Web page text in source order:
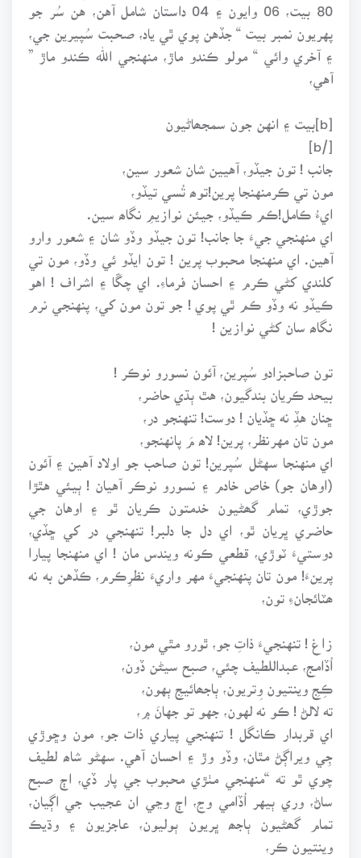
80 بيت، 06 وايون ۽ 04 داستان شامل آهن، هن سُر جو
پهريون نمبر بيت “ جڏهن پوي ٿي ياد، صحبت سُپيرين جي،
۽ آخري وائي “ مولو ڪندو ماڙ، منهنجي الله ڪندو ماڙ ”
آهي،
[b]بيت ۽ انهن جون سمجھاڻيون
[/b]
جانب ! تون جيڏو، آهيين شان شعور سين،
مون تي ڪرمنهنجا پرين!توھ تُسي تيڏو،
ايءُ ڪامل!ڪم ڪيڏو، جيئن نوازيمِ نگاھ سين.
اي منهنجي جيءَ جا جانب! تون جيڏو وڏو شان ۽ شعور وارو
آهين. اي منهنجا محبوب پرين ! تون ايڏو ئي وڏو، مون تي
کلندي کڻي ڪرم ۽ احسان فرماءِ. اي چڱا ۽ اشراف ! اهو
ڪيڏو نه وڏو ڪم ٿي پوي ! جو تون مون کي، پنهنجي نرم
نگاھ سان کڻي نوازين !
تون صاحبزادو سُپرين، آئون نسورو نوڪر !
بيحد ڪريان بندگيون، هٿ ٻڌي حاضر،
ڇنان هڏِ نه ڇڏيان ! دوست! تنهنجو در،
مون تان مهرنظر، پرين! لاھ مَ پانهنجو،
اي منهنجا سهڻل سُپرين! تون صاحب جو اولاد آهين ۽ آئون
(اوهان جو) خاص خادم ۽ نسورو نوڪر آهيان ! ٻيئي هٿڙا
جوڙي، تمام گھڻيون خدمتون ڪريان ٿو ۽ اوهان جي
حاضري ڀريان ٿو، اي دل جا دلبر! تنهنجي در کي ڇڏي،
دوستيءَ ٽوڙي، قطعي ڪونه ويندس مان ! اي منهنجا پيارا
پرينءَ! مون تان پنهنجيءَ مهر واريءَ نظرِڪرم، ڪڏهن به نه
ھٽائجانءِ تون،
زاغ ! تنهنجيءَ ذاتِ جو، ٿورو مٿي مون،
اُڏامج، عبداللطيف چئي، صبح سيڻن ڏون،
ڪِجِ وينتيون وِتريون، ٻاجھائيجِ ٻهون،
ته لالڻ ! ڪو نه لهون، جهو تو جهانَ ۾،
اي قربدار ڪانگل ! تنهنجي پياري ذات جو، مون وڇوڙي
جِي ويراڳڻ مٿان، وڏو وڙ ۽ احسان آهي. سهڻو شاھ لطيف
چوي ٿو ته “منهنجي مٺڙي محبوب جي پار ڏي، اڄ صبح
ساڻ، وري ٻيهر اُڏامي وڃ، اڄ وڃي ان عجيب جي اڳيان،
تمام گھڻيون ٻاجھ ڀريون ٻوليون، عاجزيون ۽ وڌيڪ